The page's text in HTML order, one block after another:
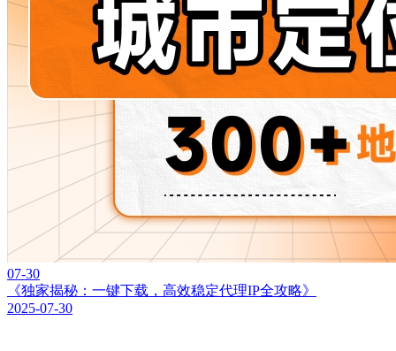
07-30
《独家揭秘：一键下载，高效稳定代理IP全攻略》
2025-07-30